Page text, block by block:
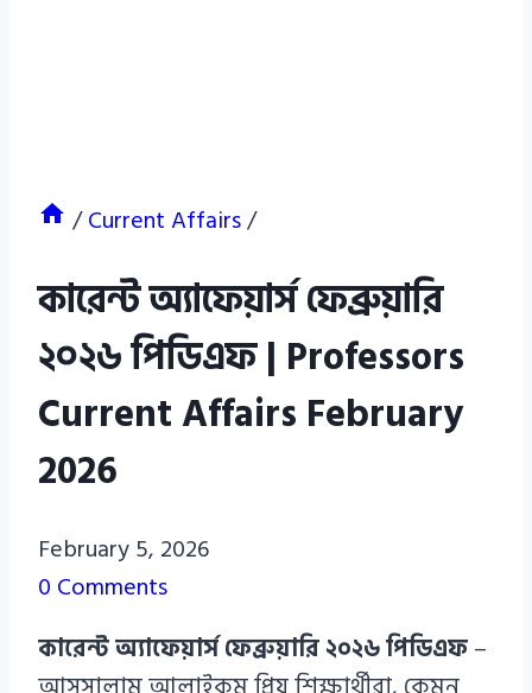
/Current Affairs/
কারেন্ট অ্যাফেয়ার্স ফেব্রুয়ারি
২০২৬ পিডিএফ | Professors
Current Affairs February
2026
Azizul
Haque
Azizul
Haque
February 5, 2026
0 Comments
কারেন্ট অ্যাফেয়ার্স ফেব্রুয়ারি২০২৬ পিডিএফ–